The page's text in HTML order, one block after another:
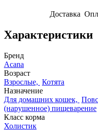
Доставка
Характеристики
Бренд
Acana
Возраст
Взрослые, Котята
Назначение
Для домашних кошек,
(нарушенное) пищеварение
Класс корма
Холистик